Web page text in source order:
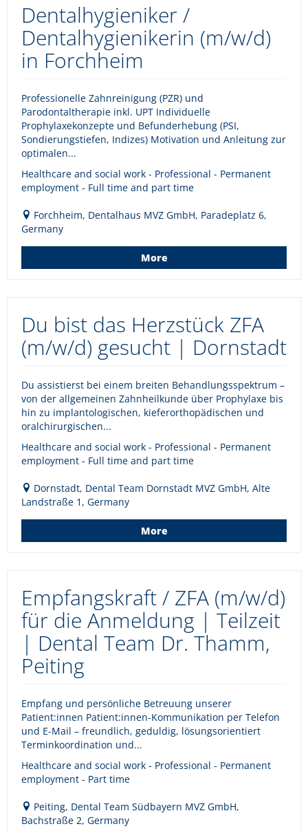
Dentalhygieniker /
Dentalhygienikerin (m/w/d)
in Forchheim
Professionelle Zahnreinigung (PZR) und
Parodontaltherapie inkl. UPT Individuelle
Prophylaxekonzepte und Befunderhebung (PSI,
Sondierungstiefen, Indizes) Motivation und Anleitung zur
optimalen...
Healthcare and social work - Professional - Permanent
employment - Full time and part time
Forchheim, Dentalhaus MVZ GmbH, Paradeplatz 6,
Germany
More
Du bist das Herzstück ZFA
(m/w/d) gesucht | Dornstadt
Du assistierst bei einem breiten Behandlungsspektrum –
von der allgemeinen Zahnheilkunde über Prophylaxe bis
hin zu implantologischen, kieferorthopädischen und
oralchirurgischen...
Healthcare and social work - Professional - Permanent
employment - Full time and part time
Dornstadt, Dental Team Dornstadt MVZ GmbH, Alte
Landstraße 1, Germany
More
Empfangskraft / ZFA (m/w/d)
für die Anmeldung | Teilzeit
| Dental Team Dr. Thamm,
Peiting
Empfang und persönliche Betreuung unserer
Patient:innen Patient:innen-Kommunikation per Telefon
und E-Mail – freundlich, geduldig, lösungsorientiert
Terminkoordination und...
Healthcare and social work - Professional - Permanent
employment - Part time
Peiting, Dental Team Südbayern MVZ GmbH,
Bachstraße 2, Germany